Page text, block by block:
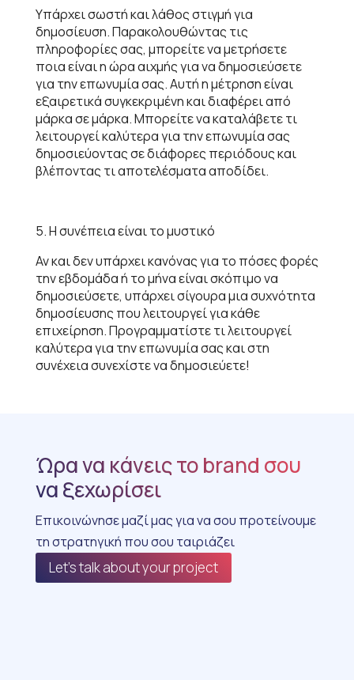
Υπάρχει σωστή και λάθος στιγμή για
δημοσίευση. Παρακολουθώντας τις
πληροφορίες σας, μπορείτε να μετρήσετε
ποια είναι η ώρα αιχμής για να δημοσιεύσετε
για την επωνυμία σας. Αυτή η μέτρηση είναι
εξαιρετικά συγκεκριμένη και διαφέρει από
μάρκα σε μάρκα. Μπορείτε να καταλάβετε τι
λειτουργεί καλύτερα για την επωνυμία σας
δημοσιεύοντας σε διάφορες περιόδους και
βλέποντας τι αποτελέσματα αποδίδει.
5. Η συνέπεια είναι το μυστικό
Αν και δεν υπάρχει κανόνας για το πόσες φορές
την εβδομάδα ή το μήνα είναι σκόπιμο να
δημοσιεύσετε, υπάρχει σίγουρα μια συχνότητα
δημοσίευσης που λειτουργεί για κάθε
επιχείρηση. Προγραμματίστε τι λειτουργεί
καλύτερα για την επωνυμία σας και στη
συνέχεια συνεχίστε να δημοσιεύετε!
Ώρα να κάνεις το brand σου
να ξεχωρίσει
Επικοινώνησε μαζί μας για να σου προτείνουμε
τη στρατηγική που σου ταιριάζει
Let's talk about your project